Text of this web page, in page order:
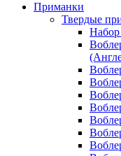
Приманки
Твердые
Набор